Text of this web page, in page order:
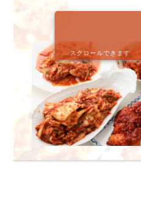
スクロールできます